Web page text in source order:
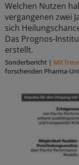
Welchen Nutzen
vergangenen zwei
sich
Das Prognos-
erstellt.
Sonderbericht | Mit
forschenden Pharma-